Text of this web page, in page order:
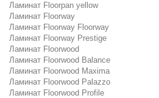
Ламинат Floorpan yellow
Ламинат Floorway
Ламинат Floorway Floorway
Ламинат Floorway Prestige
Ламинат Floorwood
Ламинат Floorwood Balance
Ламинат Floorwood Maxima
Ламинат Floorwood Palazzo
Ламинат Floorwood Profile